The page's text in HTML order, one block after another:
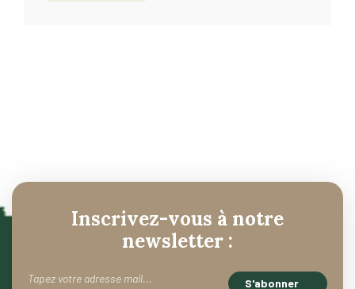
Inscrivez-vous à notre
newsletter :